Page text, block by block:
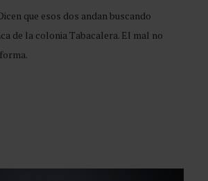
que esos dos andan buscando
de la colonia Tabacalera. El mal no